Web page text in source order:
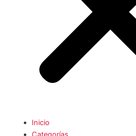
Inicio